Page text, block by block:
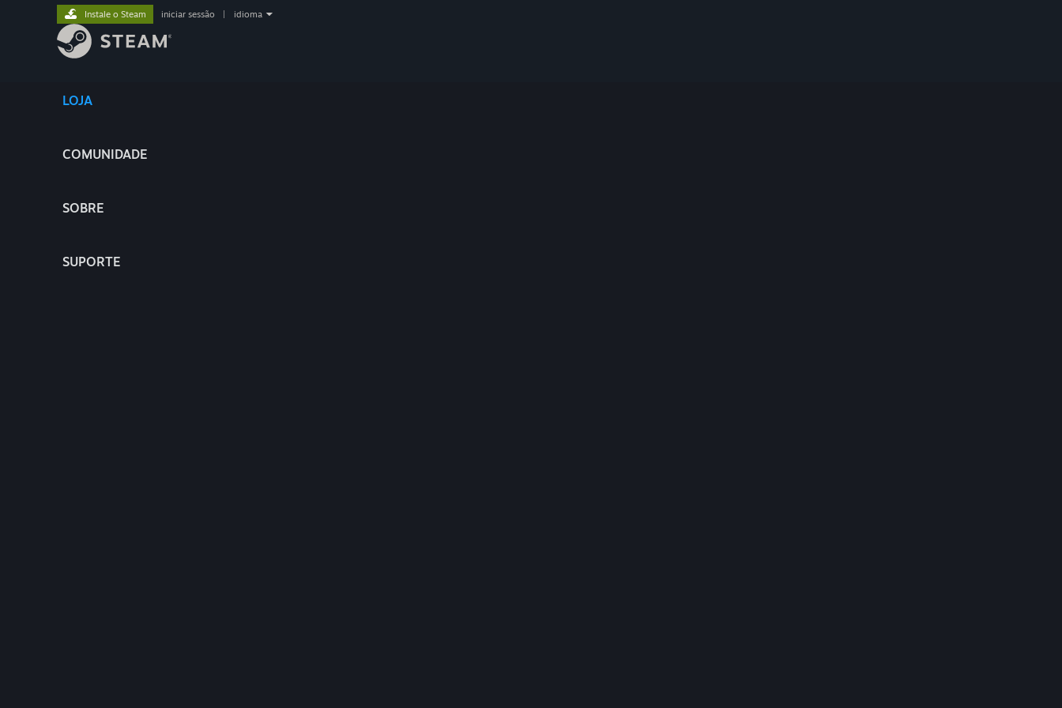
LOJA
COMUNIDADE
SOBRE
SUPORTE
Instale o Steam iniciar sessão idioma